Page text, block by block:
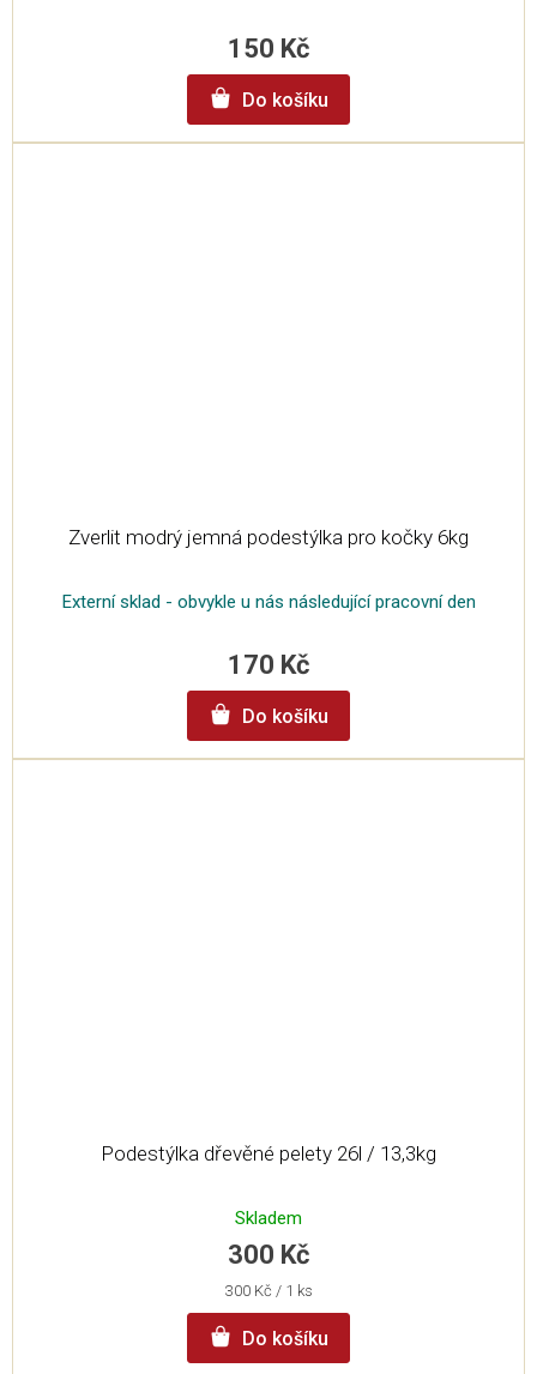
150 Kč
Do košíku
Zverlit modrý jemná podestýlka pro kočky 6kg
Externí sklad - obvykle u nás následující pracovní den
170 Kč
Do košíku
Podestýlka dřevěné pelety 26l / 13,3kg
Skladem
300 Kč
Měrná
cena:
300 Kč / 1 ks
Do košíku